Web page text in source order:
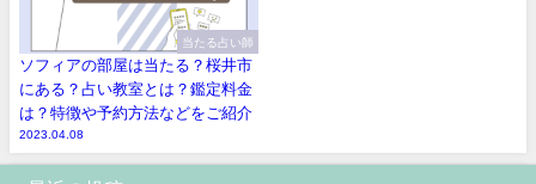
当たる占い師
ソフィアの部屋は当たる？桜井市
にある？占い教室とは？鑑定料金
は？特徴や予約方法などをご紹介
2023.04.08